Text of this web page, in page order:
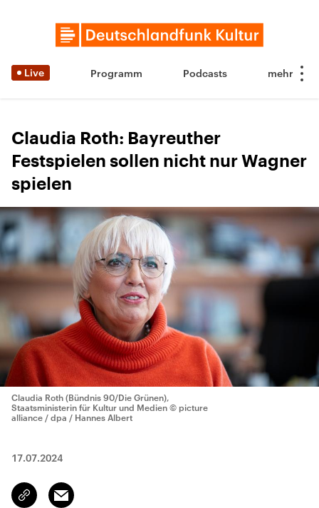
Live Programm Podcasts
Claudia Roth: Bayreuther
Festspielen sollen nicht nur Wagner
spielen
Claudia Roth (Bündnis 90/Die Grünen),
Staatsministerin für Kultur und Medien © picture
alliance / dpa / Hannes Albert
17.07.2024
Link
kopieren/teilen
Email